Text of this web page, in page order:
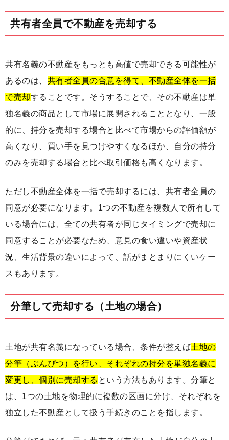
共有者全員で不動産を売却する
共有名義の不動産をもっとも高値で売却できる可能性が
あるのは、 共有者全員の合意を得て、不動産全体を一括
で売却することです。そうすることで、その不動産は単
独名義の商品として市場に展開されることとなり、一般
的に、持分を売却する場合と比べて市場からの評価額が
高くなり、買い手を見つけやすくなるほか、自分の持分
のみを売却する場合と比べ取引価格も高くなります。
ただし不動産全体を一括で売却するには、共有者全員の
同意が必要になります。1つの不動産を複数人で所有して
いる場合には、全ての共有者が同じタイミングで売却に
同意することが必要なため、意見の食い違いや資産状
況、生活背景の違いによって、話がまとまりにくいケー
スもあります。
分筆して売却する（土地の場合）
土地が共有名義になっている場合、条件が整えば土地の
分筆（ぶんぴつ）を行い、それぞれの持分を単独名義に
変更し、個別に売却する という方法もあります。分筆と
は、1つの土地を物理的に複数の区画に分け、それぞれを
独立した不動産として扱う手続きのことを指します。